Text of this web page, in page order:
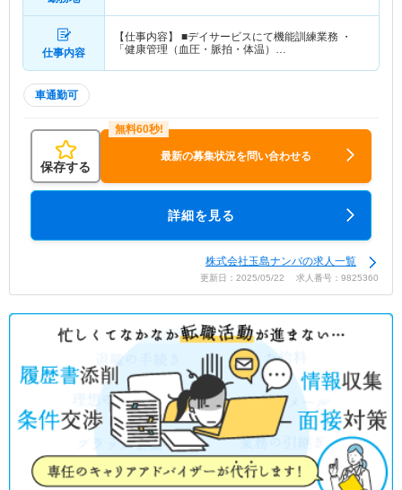
仕事内容
【仕事内容】 ■デイサービスにて機能訓練業務 ・
「健康管理（血圧・脈拍・体温）…
車通勤可
保存する
最新の募集状況を問い合わせる
詳細を見る
株式会社玉島ナンバの求人一覧
更新日：2025/05/22 求人番号：9825360